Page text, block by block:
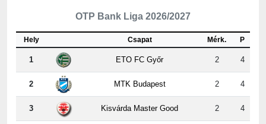
Csapat
1 ETO FC Győr 2 4
2 MTK Budapest 2 4
3 Kisvárda Master Good 2 4
4 Újpest FC 2 3